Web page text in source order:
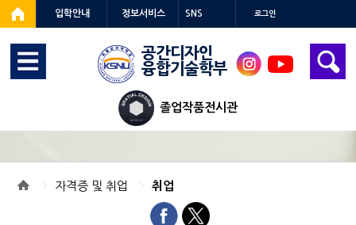
입학안내 정보서비스 SNS 로그인
공간디자인
융합기술학부
졸업작품전시관
자격증 및 취업 취업